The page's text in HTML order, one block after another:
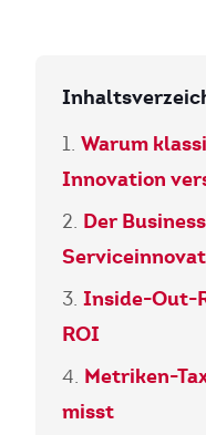
Warum
Innovation
Der
Inside-Out-
ROI
Metriken-
misst